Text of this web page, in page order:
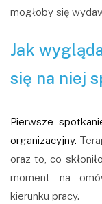
mogłoby się
Jak
się na niej
Pierwsze
organizacyjny.
oraz to, co
moment na
kierunku pracy.